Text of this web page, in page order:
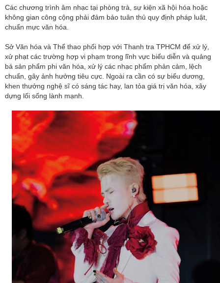
Các chương trình âm nhạc tại phòng trà, sự kiện xã hội hóa hoặc
không gian công cộng phải đảm bảo tuân thủ quy định pháp luật,
chuẩn mực văn hóa.
Sở Văn hóa và Thể thao phối hợp với Thanh tra TPHCM để xử lý,
xử phạt các trường hợp vi phạm trong lĩnh vực biểu diễn và quảng
bá sản phẩm phi văn hóa, xử lý các nhạc phẩm phản cảm, lệch
chuẩn, gây ảnh hưởng tiêu cực. Ngoài ra cần có sự biểu dương,
khen thưởng nghệ sĩ có sáng tác hay, lan tỏa giá trị văn hóa, xây
dựng lối sống lành mạnh.